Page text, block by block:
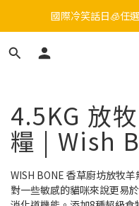
毛孩FUN暑假，
國際冷笑話日🧊任
😎吉老闆 即
4.5KG 放
糧 | Wish
WISH BONE 香草廚坊放牧
對一些敏感的貓咪來說更易